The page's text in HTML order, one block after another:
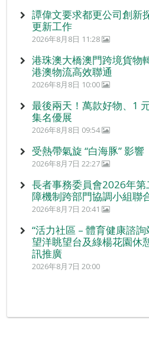
譚偉文要求都更公司創新
更新工作
2026年8月8日 11:28
港珠澳大橋澳門跨境貨物
港澳物流高效聯通
2026年8月8日 10:00
最後兩天！萬款好物、1
集名優展
2026年8月8日 09:54
受熱帶氣旋 “白海豚” 影
2026年8月7日 22:27
長者事務委員會2026年
障機制跨部門協調小組聯
2026年8月7日 20:41
“活力社區 – 體育健康諮
望洋眺望台及綠楊花園休
訊推廣
2026年8月7日 20:00